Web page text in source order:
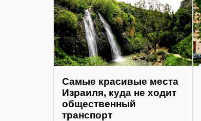
Самые красивые места
Израиля, куда не ходит
общественный
транспорт